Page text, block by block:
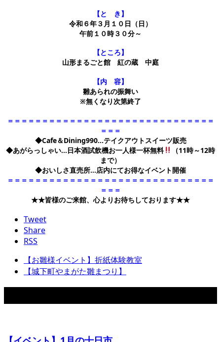
【と き】
令和６年３月１０日（日）
午前１０時３０分～
【ところ】
山形まるごと館 紅の蔵 中庭
【内 容】
雛あられの振舞い
※無くなり次第終了
＝＝＝＝＝＝＝＝＝＝＝＝＝＝＝＝＝＝＝＝＝＝＝＝＝＝＝＝＝＝
＝＝＝
◆Cafe＆Dining990…テイクアウトスイーツ販売
◆あがらっしゃい…日本酒試飲機お一人様一杯無料
（11時～12時
まで）
◆おいしさ直売所…店内にてお得なイベント開催
＝＝＝＝＝＝＝＝＝＝＝＝＝＝＝＝＝＝＝＝＝＝＝＝＝＝＝＝＝＝
＝＝＝
★★皆様のご来館、心よりお待ちしております★★
Tweet
Share
RSS
【お雛様イベント】折紙体験教室
【城下町やまがた雛まつり】